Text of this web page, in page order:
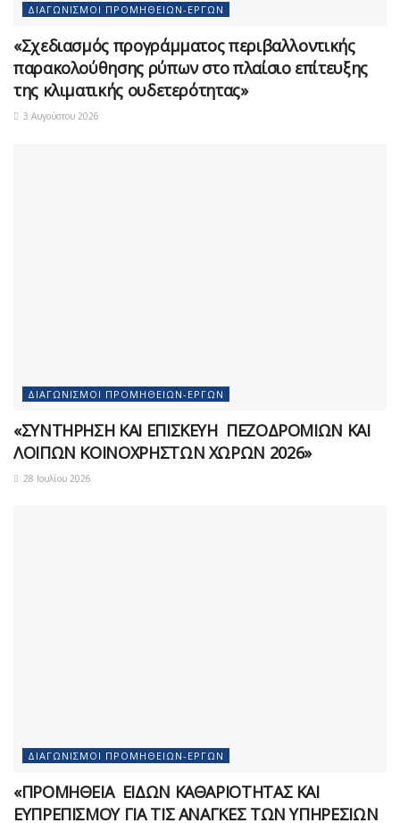
ΔΙΑΓΩΝΙΣΜΟΊ ΠΡΟΜΗΘΕΙΏΝ-ΈΡΓΩΝ
«Σχεδιασμός προγράμματος περιβαλλοντικής
παρακολούθησης ρύπων στο πλαίσιο επίτευξης
της κλιματικής ουδετερότητας»
3 Αυγούστου 2026
ΔΙΑΓΩΝΙΣΜΟΊ ΠΡΟΜΗΘΕΙΏΝ-ΈΡΓΩΝ
«ΣΥΝΤΗΡΗΣΗ ΚΑΙ ΕΠΙΣΚΕΥΗ ΠΕΖΟΔΡΟΜΙΩΝ ΚΑΙ
ΛΟΙΠΩΝ ΚΟΙΝΟΧΡΗΣΤΩΝ ΧΩΡΩΝ 2026»
28 Ιουλίου 2026
ΔΙΑΓΩΝΙΣΜΟΊ ΠΡΟΜΗΘΕΙΏΝ-ΈΡΓΩΝ
«ΠΡΟΜΗΘΕΙΑ ΕΙΔΩΝ ΚΑΘΑΡΙΟΤΗΤΑΣ ΚΑΙ
ΕΥΠΡΕΠΙΣΜΟΥ ΓΙΑ ΤΙΣ ΑΝΑΓΚΕΣ ΤΩΝ ΥΠΗΡΕΣΙΩΝ